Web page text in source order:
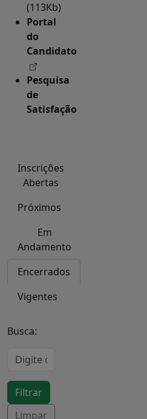
(113Kb)
Portal
do
Candidato
Pesquisa
de
Satisfação
Inscrições
Abertas
Próximos
Em
Andamento
Encerrados
Vigentes
Busca: